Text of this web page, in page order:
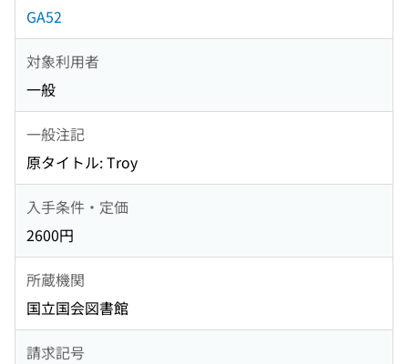
GA52
対象利用者
一般
一般注記
原タイトル: Troy
入手条件・定価
2600円
所蔵機関
国立国会図書館
請求記号